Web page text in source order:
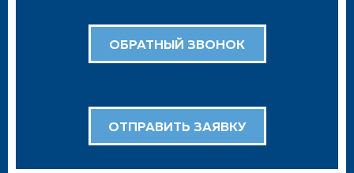
ОБРАТНЫЙ ЗВОНОК
ОТПРАВИТЬ ЗАЯВКУ